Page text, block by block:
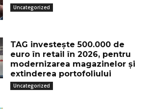
Uncategorized
TAG investește 500.000 de
euro în retail în 2026, pentru
modernizarea magazinelor și
extinderea portofoliului
Uncategorized